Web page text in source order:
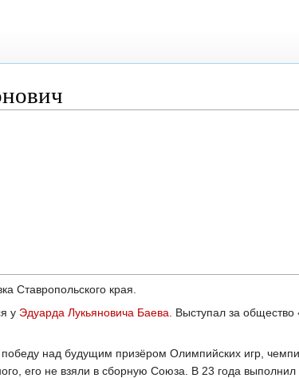
Ставропольского края.
у Эдуарда Лукьяновича Баева . Выступал за
над будущим призёром Олимпийских игр,
его не взяли в сборную Союза. В 23 года